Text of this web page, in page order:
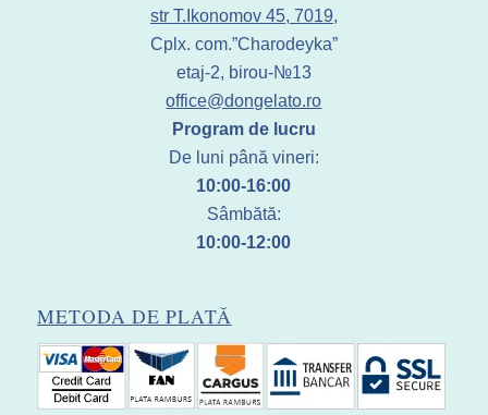
str T.Ikonomov 45, 7019,
Cplx. com.”Charodeyka”
etaj-2, birou-№13
office@dongelato.ro
Program de lucru
De luni până vineri:
10:00-16:00
Sâmbătă:
10:00-12:00
METODA DE PLATĂ